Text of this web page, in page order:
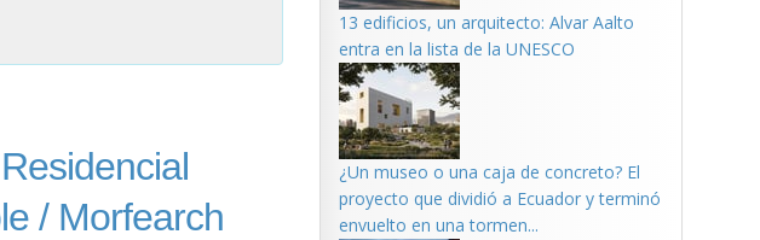
Residencial
/ Morfearch
13 edificios, un arquitecto: Alvar Aalto
entra en la lista de la UNESCO
¿Un museo o una caja de concreto? El
proyecto que dividió a Ecuador y terminó
envuelto en una tormen...